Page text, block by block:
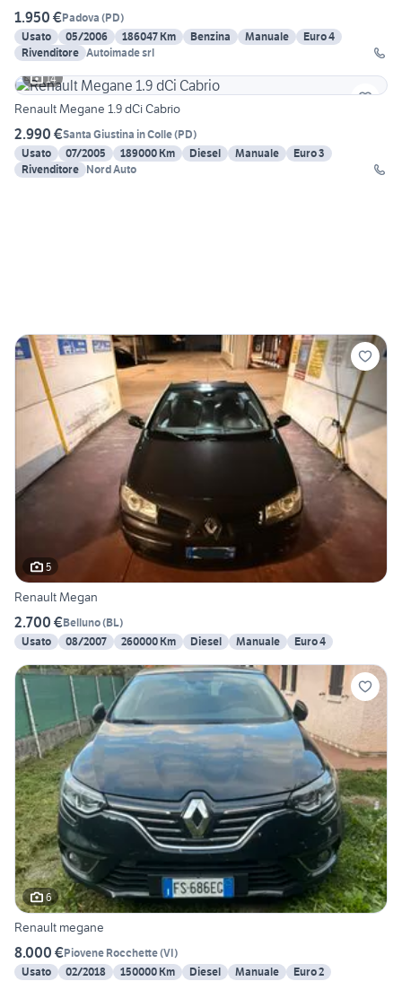
1.950 €Padova (PD)
Usato
05/2006 186047 Km Benzina Manuale
Euro 4
Rivenditore Autoimade srl
14
Renault Megane 1.9 dCi Cabrio
2.990 €Santa Giustina in Colle(PD)
Usato
07/2005 189000 Km Diesel Manuale
Euro 3
Rivenditore Nord Auto
5
Renault Megan
2.700 €Belluno(BL)
Usato
08/2007 260000 Km Diesel Manuale Euro 4
6
Renault megane
8.000 €Piovene Rocchette(VI)
Usato
02/2018 150000 Km Diesel Manuale Euro 2